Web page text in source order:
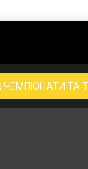
ЧЕМПІОНАТИ ТА